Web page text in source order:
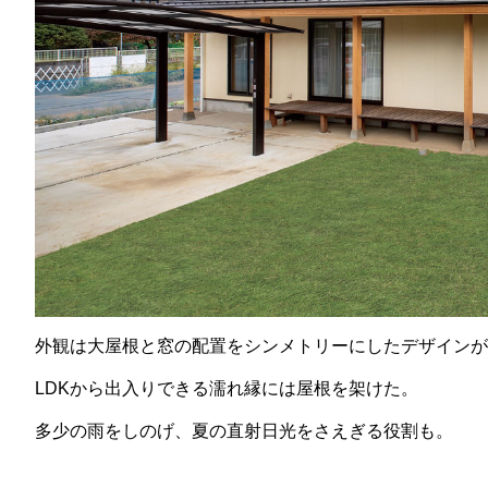
外観は大屋根と窓の配置をシンメトリーにしたデザイン
LDKから出入りできる濡れ縁には屋根を架けた。
多少の雨をしのげ、夏の直射日光をさえぎる役割も。